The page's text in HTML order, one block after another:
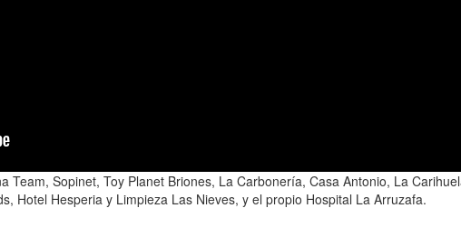
Team, Sopinet, Toy Planet Briones, La Carbonería, Casa Antonio, La
Hotel Hesperia y Limpieza Las Nieves, y el propio Hospital La Arruzafa.